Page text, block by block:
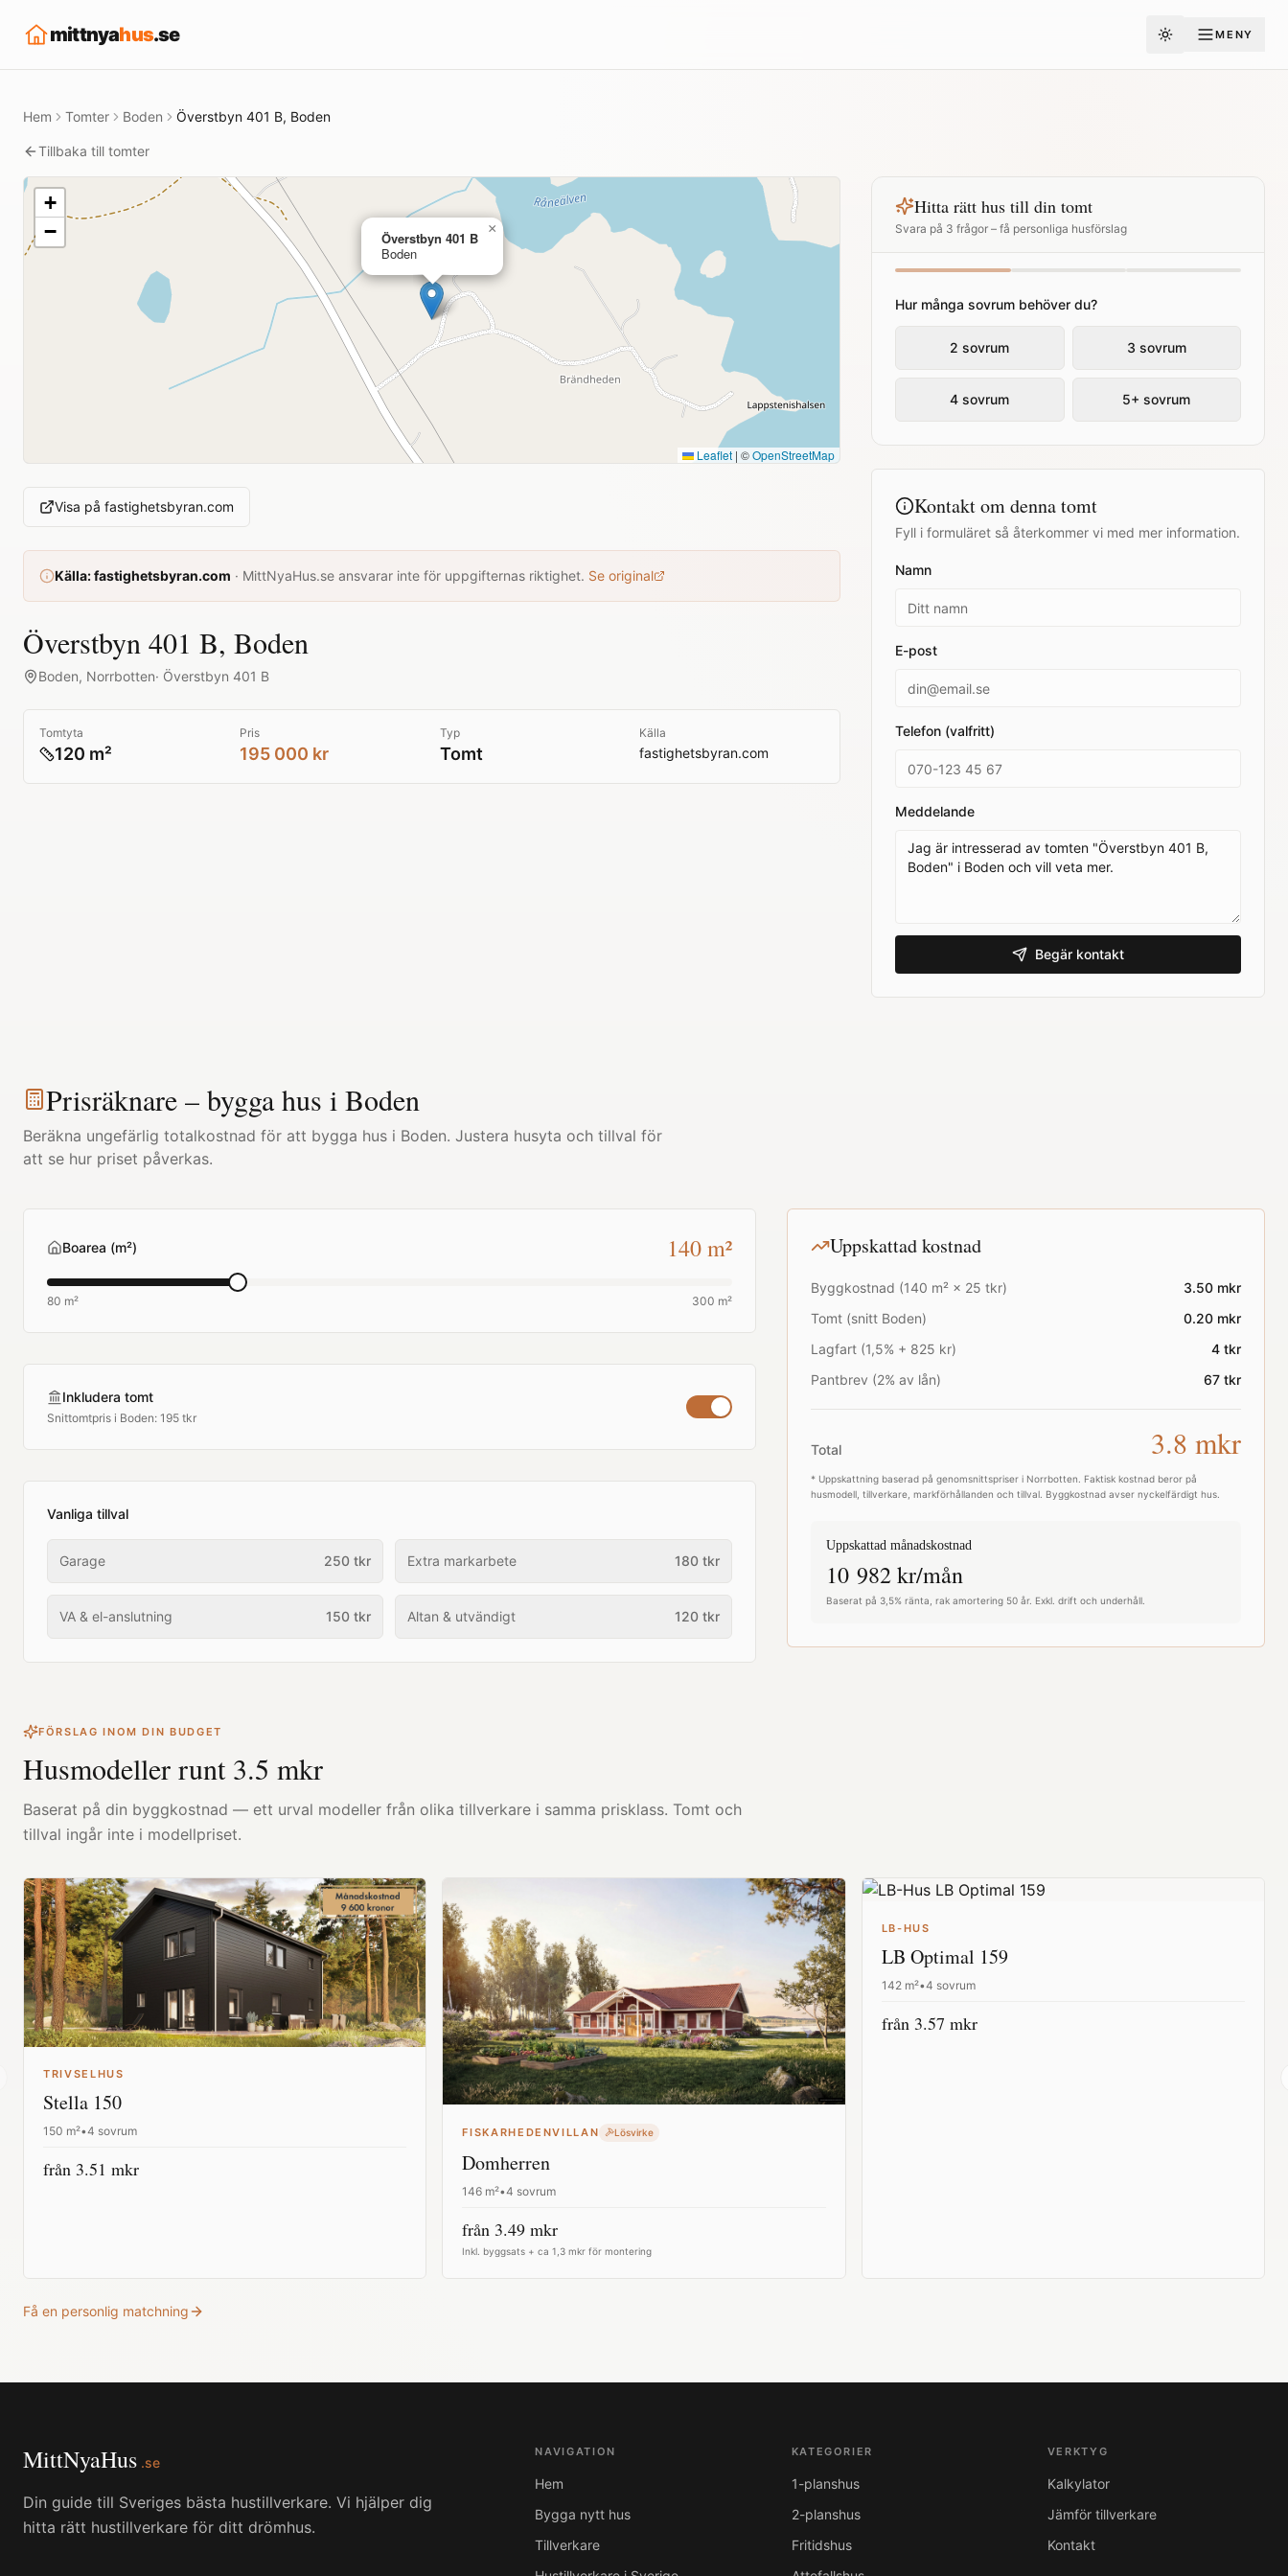
mittnyahus.se Toggle theme
MENY
Hem Tomter Boden Överstbyn 401 B, Boden
Tillbaka till tomter
Överstbyn 401 B
Boden
×
+
−
Leaflet | ©OpenStreetMap
Visa på fastighetsbyran.com
Källa:fastighetsbyran.com · MittNyaHus.se ansvarar inte för uppgifternas riktighet. Se original
Överstbyn 401 B, Boden
Boden, Norrbotten· Överstbyn 401 B
Tomtyta
120 m²
Pris
195 000 kr
Typ
Tomt
Källa
fastighetsbyran.com
Hitta rätt hus till din tomt
Svara på 3 frågor – få personliga husförslag
Hur många sovrum behöver du?
2 sovrum 3 sovrum
4 sovrum 5+ sovrum
Kontakt om denna tomt
Fyll i formuläret så återkommer vi med mer information.
Namn
E-post
Telefon (valfritt)
Meddelande
Begär kontakt
Prisräknare – bygga hus i Boden
Beräkna ungefärlig totalkostnad för att bygga hus i Boden. Justera husyta och tillval för
att se hur priset påverkas.
Boarea (m²) 140m²
80 m² 300 m²
Inkludera tomt
Snittomtpris i Boden: 195 tkr
Vanliga tillval
Garage 250 tkr Extra markarbete 180tkr
VA & el-anslutning 150 tkr Altan & utvändigt 120tkr
Uppskattad kostnad
Byggkostnad (140 m² × 25 tkr) 3.50mkr
Tomt (snitt Boden) 0.20mkr
Lagfart (1,5% + 825 kr)
4tkr
Pantbrev (2% av lån)
67tkr
Total 3.8 mkr
* Uppskattning baserad på genomsnittspriser i Norrbotten . Faktisk kostnad beror på
husmodell, tillverkare, markförhållanden och tillval. Byggkostnad avser nyckelfärdigt hus.
Uppskattad månadskostnad
10 982kr/mån
Baserat på 3,5% ränta, rak amortering 50 år. Exkl. drift och underhåll.
FÖRSLAG INOM DIN BUDGET
Husmodeller runt 3.5 mkr
Baserat på din byggkostnad — ett urval modeller från olika tillverkare i samma prisklass. Tomt och
tillval ingår inte i modellpriset.
TRIVSELHUS
Stella 150
150 m²•4 sovrum
från 3.51 mkr
FISKARHEDENVILLAN Lösvirke
Domherren
146 m²•4 sovrum
från 3.49 mkr
Inkl. byggsats + ca 1,3 mkr för montering
LB-HUS
LB Optimal 159
142m²•4 sovrum
från 3.57 mkr
Få en personlig matchning
MittNyaHus .se
Din guide till Sveriges bästa hustillverkare. Vi hjälper dig
hitta rätt hustillverkare för ditt drömhus.
NAVIGATION
Hem
Bygga nytt hus
Tillverkare
KATEGORIER
1-planshus
2-planshus
Fritidshus
VERKTYG
Kalkylator
Jämför tillverkare
Kontakt